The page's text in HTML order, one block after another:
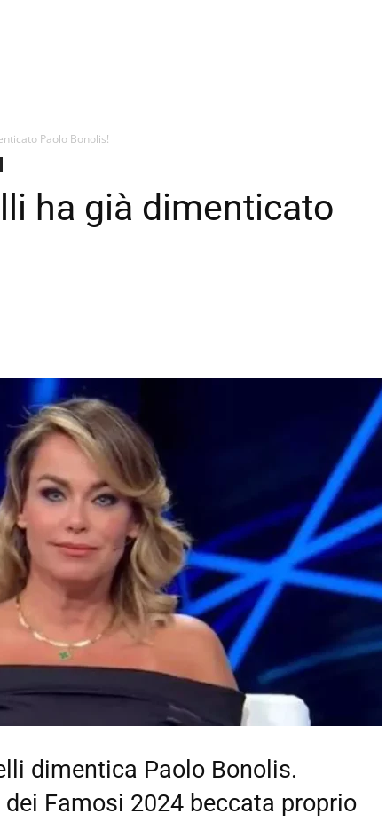
Paolo Bonolis!
ha già dimenticato
dimentica Paolo Bonolis.
dei Famosi 2024 beccata proprio